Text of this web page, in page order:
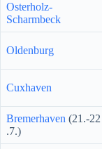
Osterholz-
Scharmbeck
Oldenburg
Cuxhaven
Bremerhaven (21.-22
.7.)